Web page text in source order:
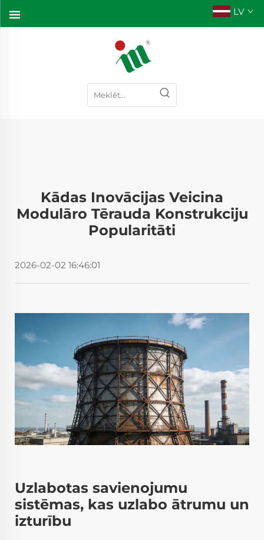
LV
Kādas Inovācijas Veicina
Modulāro Tērauda Konstrukciju
Popularitāti
2026-02-02 16:46:01
Uzlabotas savienojumu
sistēmas, kas uzlabo ātrumu un
izturību